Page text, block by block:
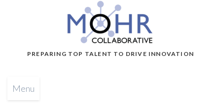
PREPARING TOP TALENT TO DRIVE INNOVATION
Menu